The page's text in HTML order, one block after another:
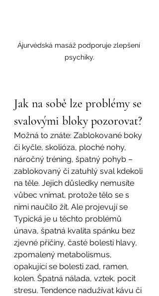
Ájurvédská masáž podporuje zlepšení
psychiky.
Jak na sobě lze problémy se
svalovými bloky pozorovat?
Možná to znáte: Zablokované boky
či kyčle, skolióza, ploché nohy,
náročný tréning, špatný pohyb –
zablokovaný či zatuhlý sval kdekoli
na těle. Jejich důsledky nemusíte
vůbec vnímat, protože tělo se s
nimi naučilo žít. Ale projevují se
Typická je u těchto problémů
únava, špatná kvalita spánku bez
zjevné příčiny, časté bolesti hlavy,
zpomalený metabolismus,
opakující se bolesti zad, ramen,
kolen. Špatná nálada, vztek, pocit
stresu. Tendence nadužívat kávu či